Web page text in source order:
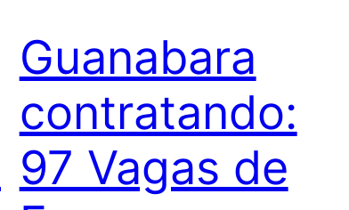
Guanabara
contratando:
97 Vagas de